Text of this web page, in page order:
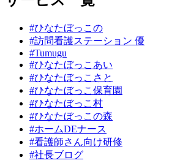
#ひなたぼっこの
#訪問看護ステーション 優
#Tumugu
#ひなたぼっこあい
#ひなたぼっこさと
#ひなたぼっこ保育園
#ひなたぼっこ村
#ひなたぼっこの森
#ホームDEナース
#看護師さん向け研修
#社長ブログ